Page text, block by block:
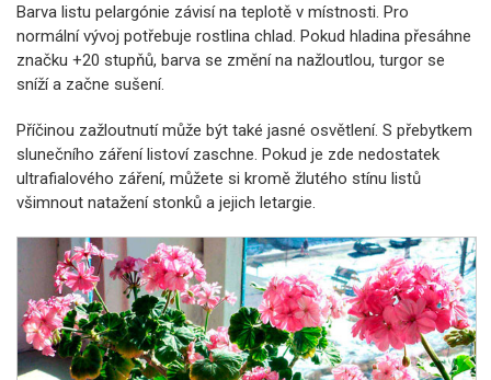
Barva listu pelargónie závisí na teplotě v místnosti. Pro
normální vývoj potřebuje rostlina chlad. Pokud hladina přesáhne
značku +20 stupňů, barva se změní na nažloutlou, turgor se
sníží a začne sušení.
Příčinou zažloutnutí může být také jasné osvětlení. S přebytkem
slunečního záření listoví zaschne. Pokud je zde nedostatek
ultrafialového záření, můžete si kromě žlutého stínu listů
všimnout natažení stonků a jejich letargie.